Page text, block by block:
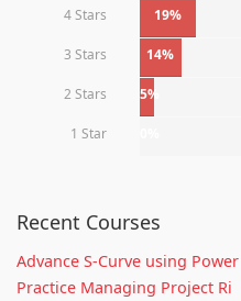
4 Stars 19%
3 Stars 14%
2 Stars 5%
1 Star
Recent Courses
Advance S-Curve using Power
Practice Managing Project Ri